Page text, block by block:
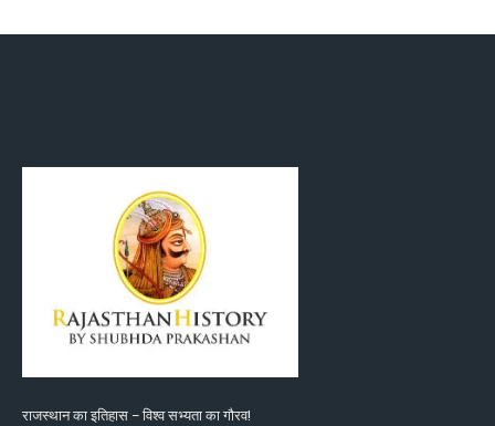
राजस्थान का इतिहास – विश्व सभ्यता का गौरव!